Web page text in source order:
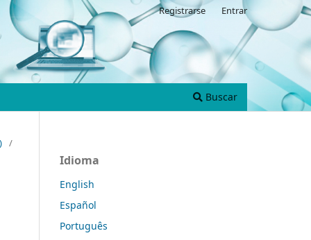
Buscar
Registrarse Entrar
/
Idioma
English
Español
Português